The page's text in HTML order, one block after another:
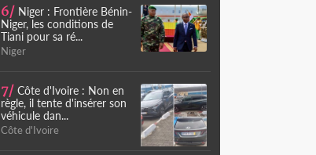
6/ Niger : Frontière Bénin-
Niger, les conditions de
Tiani pour sa ré...
Niger
7/ Côte d'Ivoire : Non en
règle, il tente d'insérer son
véhicule dan...
Côte d'Ivoire